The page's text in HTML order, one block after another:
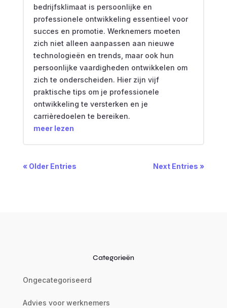
bedrijfsklimaat is persoonlijke en
professionele ontwikkeling essentieel voor
succes en promotie. Werknemers moeten
zich niet alleen aanpassen aan nieuwe
technologieën en trends, maar ook hun
persoonlijke vaardigheden ontwikkelen om
zich te onderscheiden. Hier zijn vijf
praktische tips om je professionele
ontwikkeling te versterken en je
carrièredoelen te bereiken.
meer lezen
« Older Entries Next Entries »
Categorieën
Ongecategoriseerd
Advies voor werknemers